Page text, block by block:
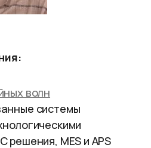
волн
системы
решения, MES и APS